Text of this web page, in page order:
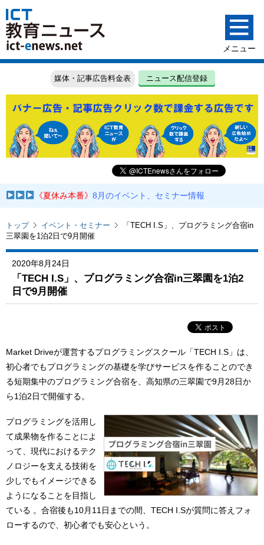
媒体・記事広告料金表 ニュース配信登録
《夏休み本番》8月のイベント、セミナー情報
トップ イベント・セミナー
「TECH I.S」、プログラミング合宿in
三翠園を1泊2日で9月開催
2020年8月24日
「TECH I.S」、プログラミング合宿in三翠園を1泊2
日で9月開催
Market Driveが運営するプログラミングスクール「TECH I.S」は、
初心者でもプログラミングの基礎を学びサービスを作ることのでき
る短期集中のプログラミング合宿を、高知県の三翠園で9月28日か
ら1泊2日で開催する。
プログラミングを活用し
て成果物を作ることによ
って、現代におけるテク
ノロジーを支える技術を
少しでもイメージできる
ようになることを目指し
ている 。合宿後も10月11日までの間、TECH I.Sが質問に答えフォ
ローするので、初心者でも安心という。